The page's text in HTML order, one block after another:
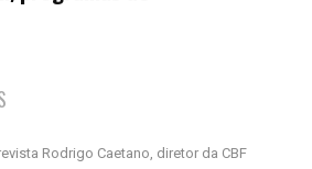
Rodrigo Caetano, diretor da CBF